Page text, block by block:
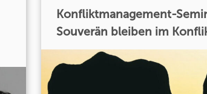
Konfliktmanagement-
Souverän bleiben im